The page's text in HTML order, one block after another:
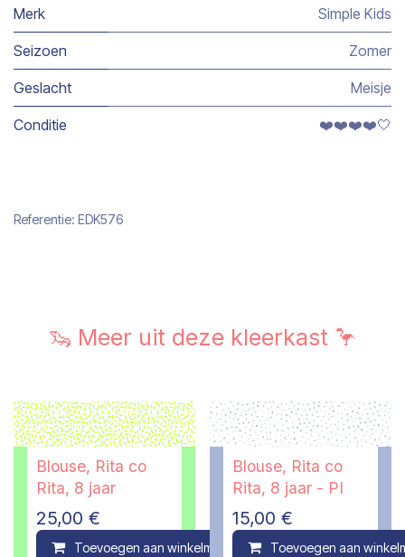
Merk Simple Kids
Seizoen Zomer
Geslacht Meisje
Conditie ❤️❤️❤️❤️🤍
Referentie: EDK576
🦦 Meer uit deze kleerkast 🦩
Blouse, Rita co
Rita, 8 jaar
25,00 €
Toevoegen aan winkelmandje Compare
Blouse, Rita co
Rita, 8 jaar - PI
15,00 €
Toevoegen aan